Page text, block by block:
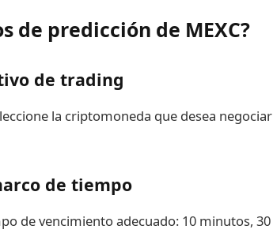
de predicción de MEXC?
de trading
la criptomoneda que desea negociar
de tiempo
de vencimiento adecuado: 10 minutos, 30